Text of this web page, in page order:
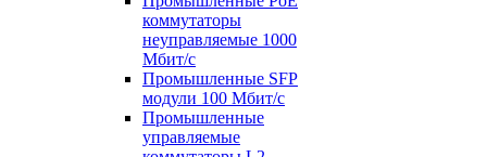
коммутаторы
неуправляемые 1000
Мбит/с
Промышленные SFP
модули 100 Мбит/c
Промышленные
управляемые